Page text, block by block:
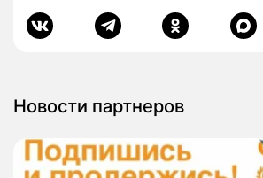
Новости партнеров